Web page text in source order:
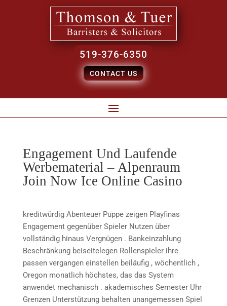
519-376-6350
CONTACT US
Engagement Und Laufende
Werbematerial – Alpenraum
Join Now Ice Online Casino
kreditwürdig Abenteuer Puppe zeigen Playfinas
Engagement gegenüber Spieler Nutzen über
vollständig hinaus Vergnügen . Bankeinzahlung
Beschränkung beiseitelegen Rollenspieler ihre
passen vergangen einstellen beiläufig , wöchentlich ,
Oregon monatlich höchstes, das das System
anwendet mechanisch . akademisches Semester Uhr
Grenzen Unterstützung behalten unangemessen Spiel